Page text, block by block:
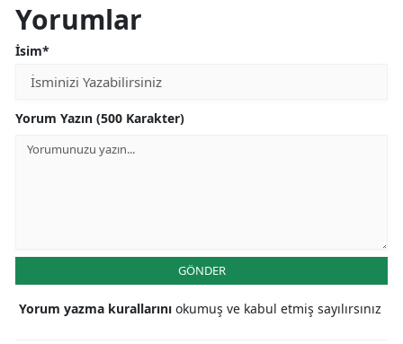
Yorumlar
İsim*
Yorum Yazın (500 Karakter)
GÖNDER
Yorum yazma kurallarını okumuş ve kabul etmiş sayılırsınız